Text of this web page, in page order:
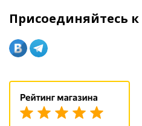
Присоединяйтесь